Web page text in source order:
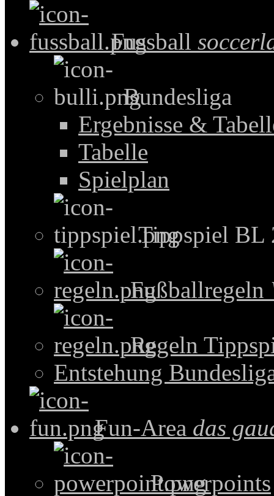
Fussball
Bundesliga
Ergebnisse &
Tabelle
Spielplan
Tippspiel BL
Fußballregeln
Regeln
Entstehung
Fun-Area das
Powerpoints